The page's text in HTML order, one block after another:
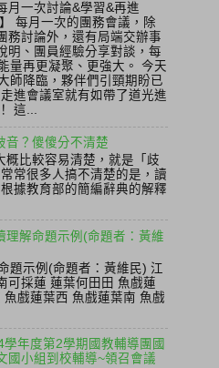
月一次討論&學習&再進
每月一次的團務會議，除
務討論外，還有局端交辦事
明、團員經驗分享對談，每
量再更凝聚、更強大。 今天
師降臨，夥伴們引頸期盼已
進會議室就有如帶了道光進
這...
音？傻傻分不清楚
概比較容易清楚，就是「歧
常很多人搞不清楚的是，讀
據教育部的簡編辭典的解釋
理解命題示例(命題者：黃維
題示例(命題者：黃維民) 江
採蓮 蓮葉何田田 魚戲蓮
戲蓮葉西 魚戲蓮葉南 魚戲
學年度第2學期國教輔導團國
國小組到校輔導~領召會議